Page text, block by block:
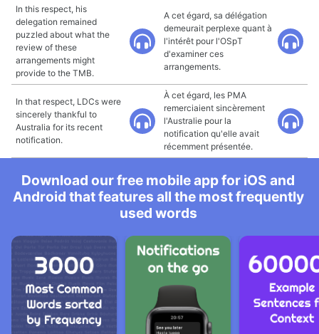
In this respect, his
delegation remained
puzzled about what the
review of these
arrangements might
provide to the TMB.
A cet égard, sa délégation
demeurait perplexe quant à
l'intérêt pour l'OSpT
d'examiner ces
arrangements.
In that respect, LDCs were
sincerely thankful to
Australia for its recent
notification.
À cet égard, les PMA
remerciaient sincèrement
l'Australie pour la
notification qu'elle avait
récemment présentée.
Download our free mobile app for iOS and
Android that features all the most frequently
used words